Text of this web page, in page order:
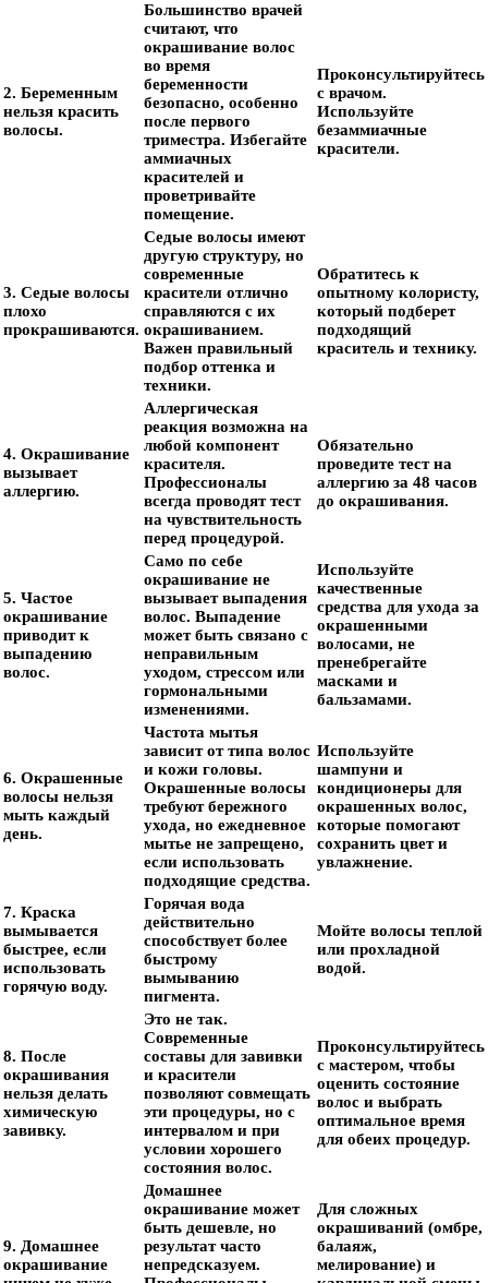
2. Беременным
нельзя красить
волосы.
Большинство врачей
считают, что
окрашивание волос
во время
беременности
безопасно, особенно
после первого
триместра. Избегайте
аммиачных
красителей и
проветривайте
помещение.
Проконсультируйтесь
с врачом.
Используйте
безаммиачные
красители.
3. Седые волосы
плохо
прокрашиваются.
Седые волосы имеют
другую структуру, но
современные
красители отлично
справляются с их
окрашиванием.
Важен правильный
подбор оттенка и
техники.
Обратитесь к
опытному колористу,
который подберет
подходящий
краситель и технику.
4. Окрашивание
вызывает
аллергию.
Аллергическая
реакция возможна на
любой компонент
красителя.
Профессионалы
всегда проводят тест
на чувствительность
перед процедурой.
Обязательно
проведите тест на
аллергию за 48 часов
до окрашивания.
5. Частое
окрашивание
приводит к
выпадению
волос.
Само по себе
окрашивание не
вызывает выпадения
волос. Выпадение
может быть связано с
неправильным
уходом, стрессом или
гормональными
изменениями.
Используйте
качественные
средства для ухода за
окрашенными
волосами, не
пренебрегайте
масками и
бальзамами.
6. Окрашенные
волосы нельзя
мыть каждый
день.
Частота мытья
зависит от типа волос
и кожи головы.
Окрашенные волосы
требуют бережного
ухода, но ежедневное
мытье не запрещено,
если использовать
подходящие средства.
Используйте
шампуни и
кондиционеры для
окрашенных волос,
которые помогают
сохранить цвет и
увлажнение.
7. Краска
вымывается
быстрее, если
использовать
горячую воду.
Горячая вода
действительно
способствует более
быстрому
вымыванию
пигмента.
Мойте волосы теплой
или прохладной
водой.
8. После
окрашивания
нельзя делать
химическую
завивку.
Это не так.
Современные
составы для завивки
и красители
позволяют совмещать
эти процедуры, но с
интервалом и при
условии хорошего
состояния волос.
Проконсультируйтесь
с мастером, чтобы
оценить состояние
волос и выбрать
оптимальное время
для обеих процедур.
9. Домашнее
окрашивание
Домашнее
окрашивание может
быть дешевле, но
результат часто
непредсказуем.
Для сложных
окрашиваний (омбре,
балаяж,
мелирование) и